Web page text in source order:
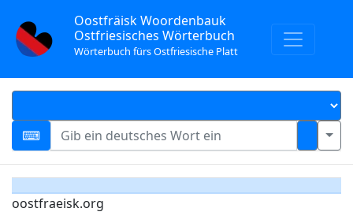
Oostfräisk Woordenbauk
Ostfriesisches Wörterbuch
Wörterbuch fürs Ostfriesische Platt
oostfraeisk.org